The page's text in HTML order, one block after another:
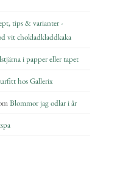
tips & varianter -
vit chokladkladdkaka
i papper eller tapet
hos Gallerix
Blommor jag odlar i år